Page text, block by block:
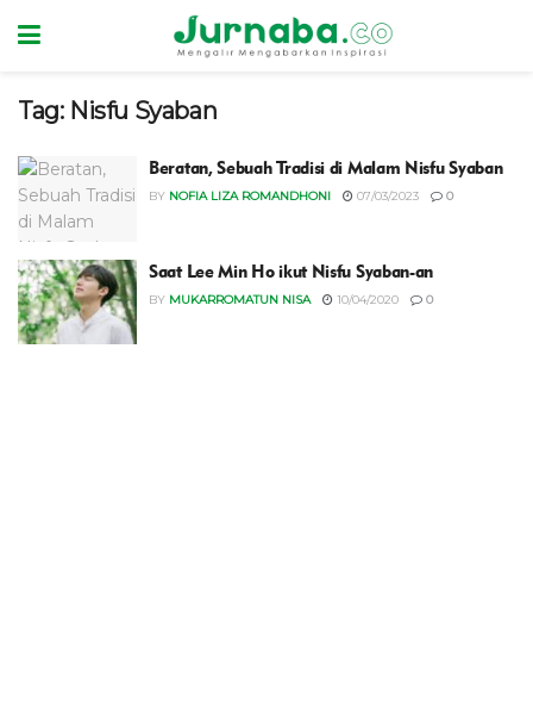
Tag: Nisfu Syaban
Beratan, Sebuah Tradisi di Malam Nisfu Syaban
BY NOFIA LIZA ROMANDHONI 07/03/2023 0
Saat Lee Min Ho ikut Nisfu Syaban-an
BY MUKARROMATUN NISA 10/04/2020 0